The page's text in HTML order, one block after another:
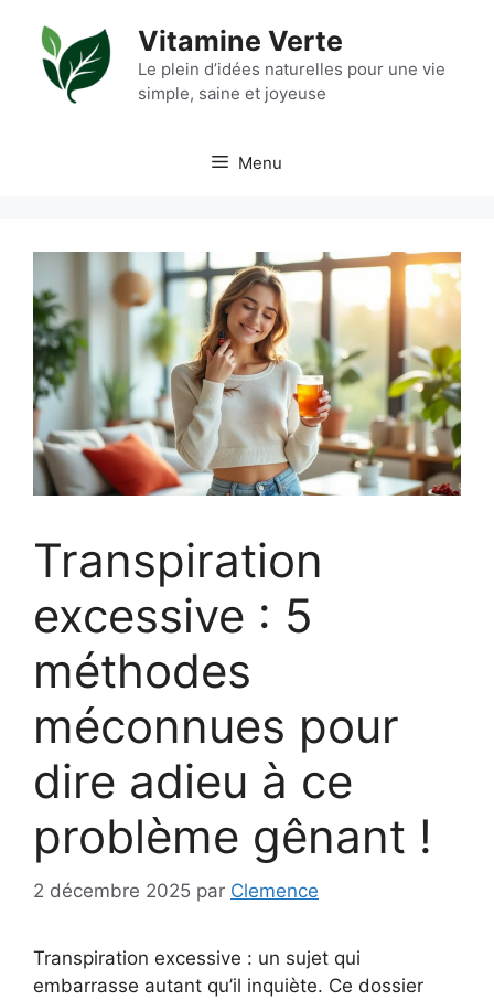
contenu
Vitamine Verte
Le plein d’idées naturelles pour une vie
simple, saine et joyeuse
Menu
Transpiration
excessive : 5
méthodes
méconnues pour
dire adieu à ce
problème gênant !
2 décembre 2025 par Clemence
Transpiration excessive : un sujet qui
embarrasse autant qu’il inquiète. Ce dossier